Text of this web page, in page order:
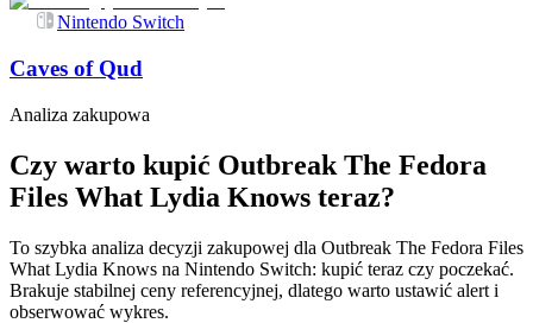
Nintendo Switch
Caves of Qud
Analiza zakupowa
Czy warto kupić Outbreak The Fedora
Files What Lydia Knows teraz?
To szybka analiza decyzji zakupowej dla Outbreak The Fedora Files
What Lydia Knows na Nintendo Switch: kupić teraz czy poczekać.
Brakuje stabilnej ceny referencyjnej, dlatego warto ustawić alert i
obserwować wykres.